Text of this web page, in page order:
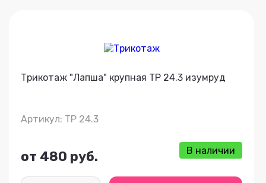
Трикотаж "Лапша" крупная ТР 24.3 изумруд
Артикул: ТР 24.3
от 480 руб. В наличии